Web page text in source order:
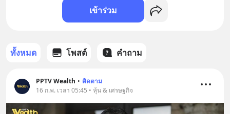
เข้าร่วม
ทั้งหมด โพสต์ คำถาม
PPTV Wealth • ติดตาม
16 ก.พ. เวลา 05:45 • หุ้น & เศรษฐกิจ